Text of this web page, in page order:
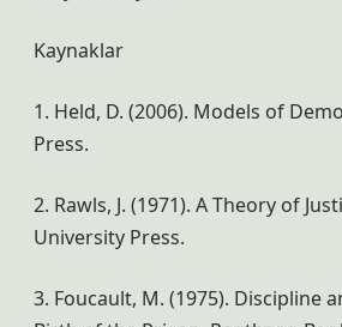
Kaynaklar
1. Held, D. (2006). Models of
Press.
2. Rawls, J. (1971). A Theory of
University Press.
3. Foucault, M. (1975). Discipline